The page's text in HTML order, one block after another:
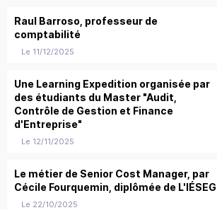
Raul Barroso, professeur de
comptabilité
Le 11/12/2025
Une Learning Expedition organisée par
des étudiants du Master "Audit,
Contrôle de Gestion et Finance
d'Entreprise"
Le 12/11/2025
Le métier de Senior Cost Manager, par
Cécile Fourquemin, diplômée de L'IÉSEG
Le 22/10/2025